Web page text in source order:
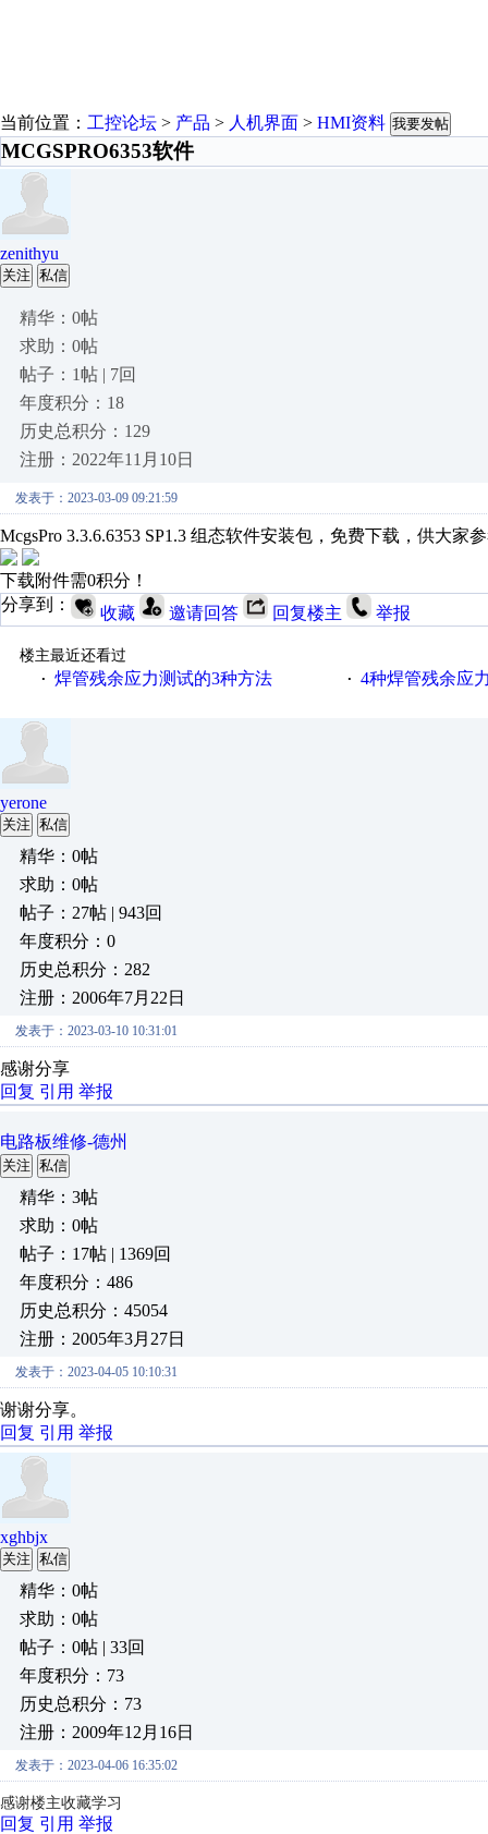
当前位置： 工控论坛 > 产品 > 人机界面 > HMI资料 我要发帖
MCGSPRO6353软件
zenithyu
关注 私信
精华：0帖
求助：0帖
帖子：1帖 | 7回
年度积分：18
历史总积分：129
注册：2022年11月10日
发表于：2023-03-09 09:21:59
McgsPro 3.3.6.6353 SP1.3 组态软件安装包，免费下载，供大家
下载附件需0积分！
分享到：
收藏 邀请回答 回复楼主 举报
楼主最近还看过
· 焊管残余应力测试的3种方法 · 4种焊管残余应
yerone
关注 私信
精华：0帖
求助：0帖
帖子：27帖 | 943回
年度积分：0
历史总积分：282
注册：2006年7月22日
发表于：2023-03-10 10:31:01
感谢分享
回复 引用 举报
电路板维修-德州
关注 私信
精华：3帖
求助：0帖
帖子：17帖 | 1369回
年度积分：486
历史总积分：45054
注册：2005年3月27日
发表于：2023-04-05 10:10:31
谢谢分享。
回复 引用 举报
xghbjx
关注 私信
精华：0帖
求助：0帖
帖子：0帖 | 33回
年度积分：73
历史总积分：73
注册：2009年12月16日
发表于：2023-04-06 16:35:02
感谢楼主收藏学习
回复 引用 举报